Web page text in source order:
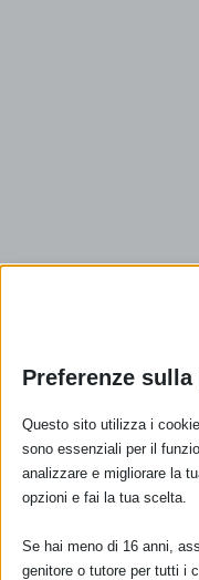
FARMACI IN
Preferenze
Questo sito utilizza i
sono essenziali per il
analizzare e migliorare la
opzioni e fai la tua scelta.
Se hai meno di 16 anni,
genitore o tutore per tutti i